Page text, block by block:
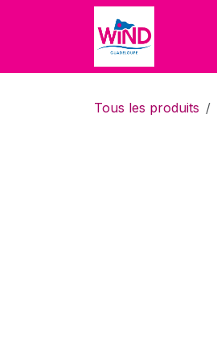
Se rendre au contenu
Tous les produits